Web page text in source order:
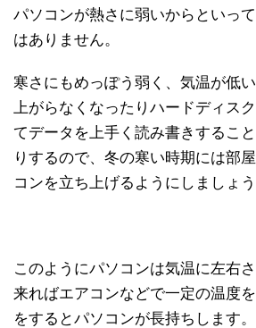
パソコンが熱さに弱いからといっ
はありません。
寒さにもめっぽう弱く、気温が低
上がらなくなったりハードディス
てデータを上手く読み書きするこ
りするので、冬の寒い時期には部
コンを立ち上げるようにしましょう
このようにパソコンは気温に左右
来ればエアコンなどで一定の温度
をするとパソコンが長持ちします。